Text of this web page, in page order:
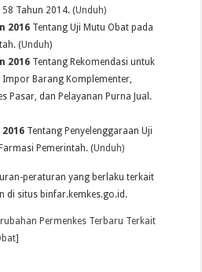
Tahun 2014. (Unduh)
2016 Tentang Uji Mutu Obat pada
(Unduh)
2016 Tentang Rekomendasi untuk
Barang Komplementer,
Pasar, dan Pelayanan Purna Jual.
Tentang Penyelenggaraan Uji
Pemerintah. (Unduh)
peraturan yang berlaku terkait
di situs binfar.kemkes.go.id.
Permenkes Terbaru Terkait
]